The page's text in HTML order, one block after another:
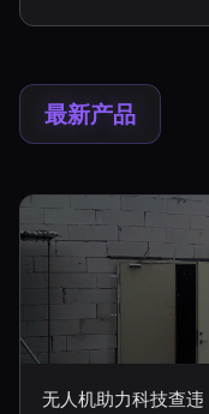
最新产品
无人机助力科技查